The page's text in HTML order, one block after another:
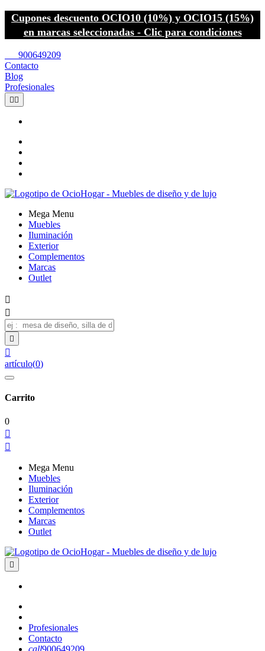
Cupones descuento OCIO10 (10%) y OCIO15 (15%)
en marcas seleccionadas - Clic para condiciones
900649209
Contacto
Blog
Profesionales
 
Mega Menu
Muebles
Iluminación
Exterior
Complementos
Marcas
Outlet




artículo(0)
Carrito
0


Mega Menu
Muebles
Iluminación
Exterior
Complementos
Marcas
Outlet

Profesionales
Contacto
call900649209